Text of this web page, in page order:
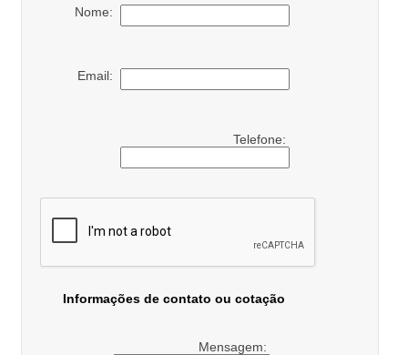
Nome:
Email:
Telefone:
Informações de contato ou cotação
Mensagem: